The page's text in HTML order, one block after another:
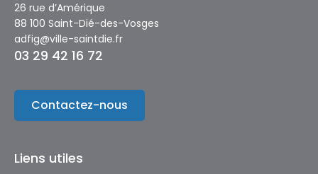
26 rue d’Amérique
88 100 Saint-Dié-des-Vosges
adfig@ville-saintdie.fr
03 29 42 16 72
Contactez-nous
Liens utiles